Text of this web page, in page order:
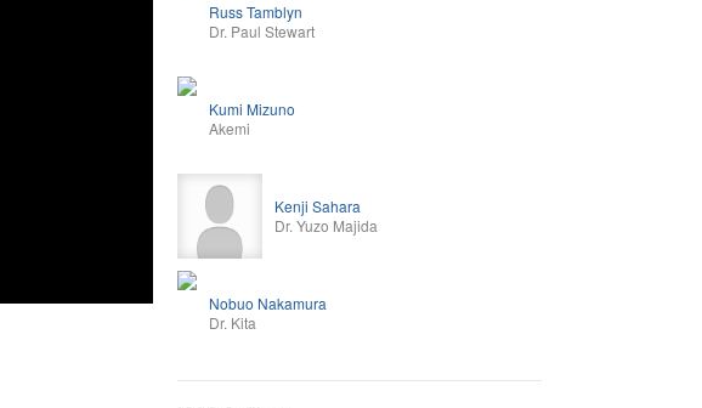
Russ Tamblyn
Dr. Paul Stewart
Kumi Mizuno
Akemi
Kenji Sahara
Dr. Yuzo Majida
Nobuo Nakamura
Dr. Kita